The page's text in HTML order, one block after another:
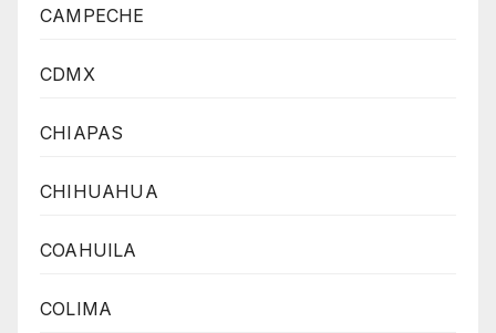
CAMPECHE
CDMX
CHIAPAS
CHIHUAHUA
COAHUILA
COLIMA